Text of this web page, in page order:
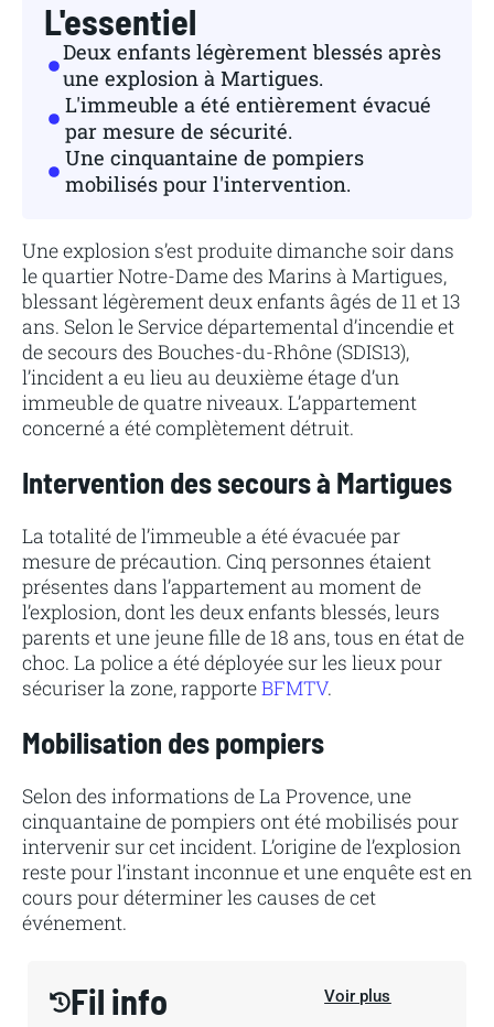
L'essentiel
Deux enfants légèrement blessés après
une explosion à Martigues.
L'immeuble a été entièrement évacué
par mesure de sécurité.
Une cinquantaine de pompiers
mobilisés pour l'intervention.
Une explosion s’est produite dimanche soir dans
le quartier Notre-Dame des Marins à Martigues,
blessant légèrement deux enfants âgés de 11 et 13
ans. Selon le Service départemental d’incendie et
de secours des Bouches-du-Rhône (SDIS13),
l’incident a eu lieu au deuxième étage d’un
immeuble de quatre niveaux. L’appartement
concerné a été complètement détruit.
Intervention des secours à Martigues
La totalité de l’immeuble a été évacuée par
mesure de précaution. Cinq personnes étaient
présentes dans l’appartement au moment de
l’explosion, dont les deux enfants blessés, leurs
parents et une jeune fille de 18 ans, tous en état de
choc. La police a été déployée sur les lieux pour
sécuriser la zone, rapporteBFMTV.
Mobilisation des pompiers
Selon des informations de La Provence, une
cinquantaine de pompiers ont été mobilisés pour
intervenir sur cet incident. L’origine de l’explosion
reste pour l’instant inconnue et une enquête est en
cours pour déterminer les causes de cet
événement.
Fil info Voir plus